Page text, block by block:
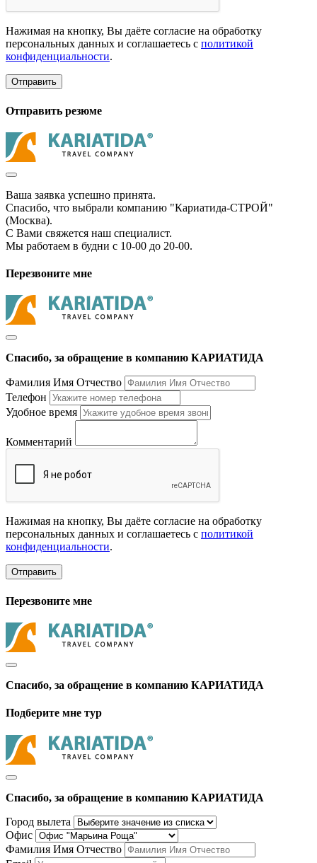
Нажимая на кнопку, Вы даёте согласие на обработку
персональных данных и соглашаетесь с политикой
конфиденциальности.
Отправить
Отправить резюме
Ваша заявка успешно принята.
Спасибо, что выбрали компанию "Кариатида-СТРОЙ"
(Москва).
С Вами свяжется наш специалист.
Мы работаем в будни с 10-00 до 20-00.
Перезвоните мне
Спасибо, за обращение в компанию КАРИАТИДА
Фамилия Имя Отчество
Телефон
Удобное время
Комментарий
Нажимая на кнопку, Вы даёте согласие на обработку
персональных данных и соглашаетесь с политикой
конфиденциальности.
Отправить
Перезвоните мне
Спасибо, за обращение в компанию КАРИАТИДА
Подберите мне тур
Спасибо, за обращение в компанию КАРИАТИДА
Город вылета
Офис
Фамилия Имя Отчество